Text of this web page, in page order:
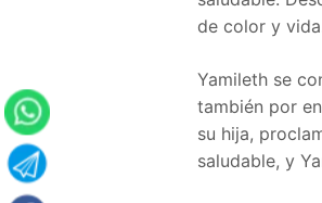
de color y
Yamileth se
también por
su hija,
saludable, y